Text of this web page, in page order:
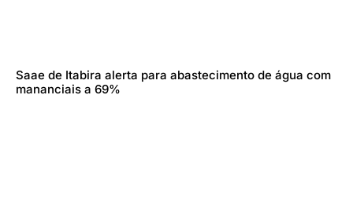
Saae de Itabira alerta para abastecimento de água com
mananciais a 69%